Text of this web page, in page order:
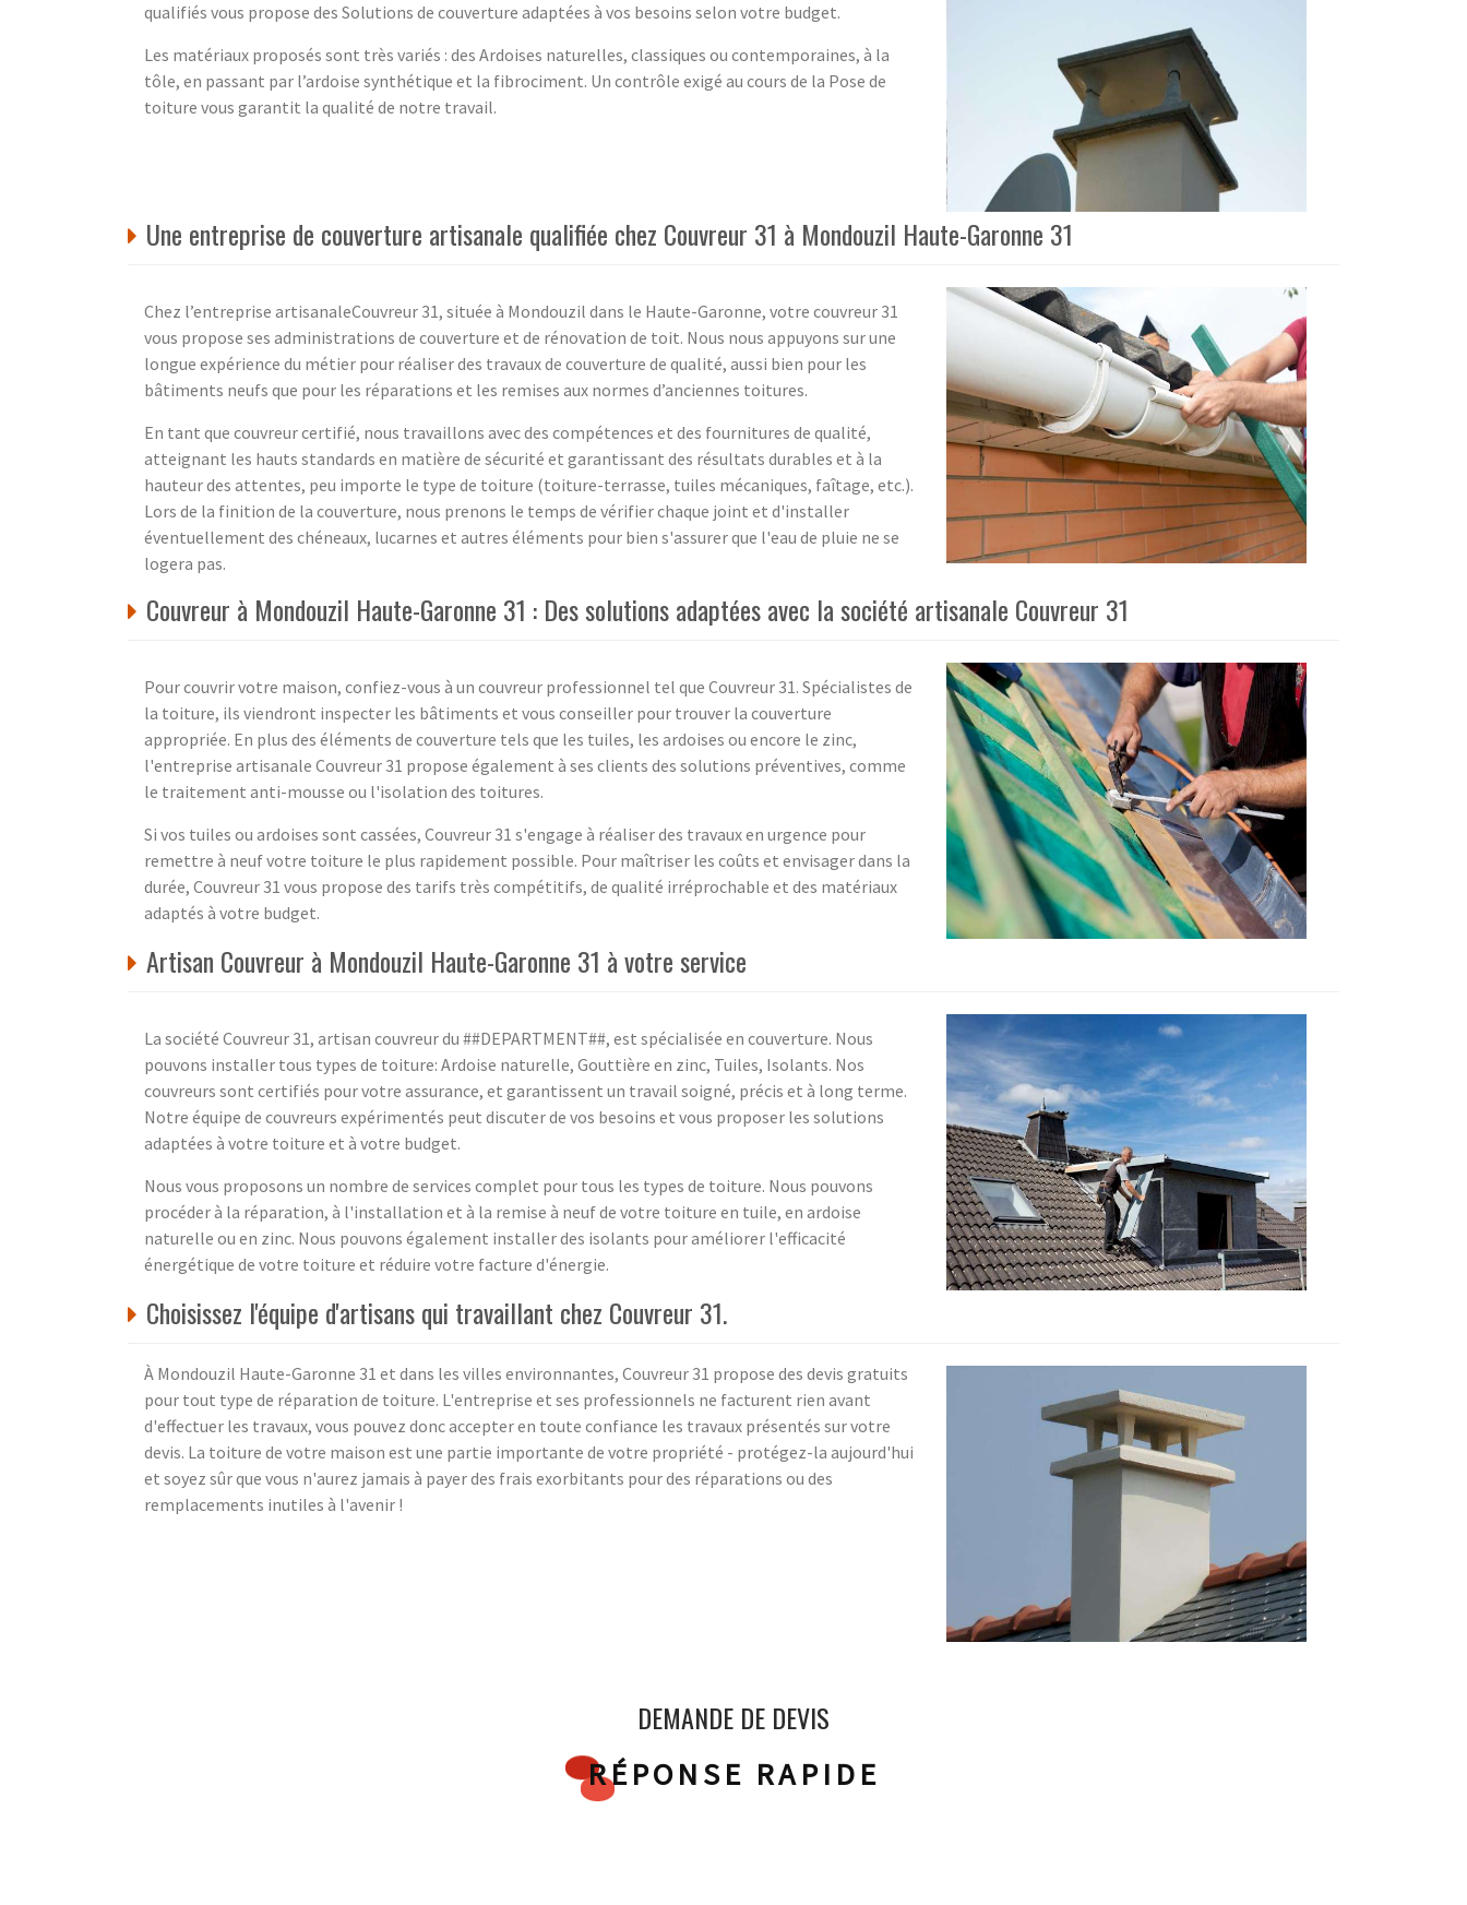
qualifiés vous propose des Solutions de couverture adaptées à vos besoins selon votre budget.
Les matériaux proposés sont très variés : des Ardoises naturelles, classiques ou contemporaines, à la
tôle, en passant par l’ardoise synthétique et la fibrociment. Un contrôle exigé au cours de la Pose de
toiture vous garantit la qualité de notre travail.
Une entreprise de couverture artisanale qualifiée chez Couvreur 31 à Mondouzil Haute-Garonne 31
Chez l’entreprise artisanaleCouvreur 31, située à Mondouzil dans le Haute-Garonne, votre couvreur 31
vous propose ses administrations de couverture et de rénovation de toit. Nous nous appuyons sur une
longue expérience du métier pour réaliser des travaux de couverture de qualité, aussi bien pour les
bâtiments neufs que pour les réparations et les remises aux normes d’anciennes toitures.
En tant que couvreur certifié, nous travaillons avec des compétences et des fournitures de qualité,
atteignant les hauts standards en matière de sécurité et garantissant des résultats durables et à la
hauteur des attentes, peu importe le type de toiture (toiture-terrasse, tuiles mécaniques, faîtage, etc.).
Lors de la finition de la couverture, nous prenons le temps de vérifier chaque joint et d'installer
éventuellement des chéneaux, lucarnes et autres éléments pour bien s'assurer que l'eau de pluie ne se
logera pas.
Couvreur à Mondouzil Haute-Garonne 31 : Des solutions adaptées avec la société artisanale Couvreur 31
Pour couvrir votre maison, confiez-vous à un couvreur professionnel tel que Couvreur 31. Spécialistes de
la toiture, ils viendront inspecter les bâtiments et vous conseiller pour trouver la couverture
appropriée. En plus des éléments de couverture tels que les tuiles, les ardoises ou encore le zinc,
l'entreprise artisanale Couvreur 31 propose également à ses clients des solutions préventives, comme
le traitement anti-mousse ou l'isolation des toitures.
Si vos tuiles ou ardoises sont cassées, Couvreur 31 s'engage à réaliser des travaux en urgence pour
remettre à neuf votre toiture le plus rapidement possible. Pour maîtriser les coûts et envisager dans la
durée, Couvreur 31 vous propose des tarifs très compétitifs, de qualité irréprochable et des matériaux
adaptés à votre budget.
Artisan Couvreur à Mondouzil Haute-Garonne 31 à votre service
La société Couvreur 31, artisan couvreur du ##DEPARTMENT##, est spécialisée en couverture. Nous
pouvons installer tous types de toiture: Ardoise naturelle, Gouttière en zinc, Tuiles, Isolants. Nos
couvreurs sont certifiés pour votre assurance, et garantissent un travail soigné, précis et à long terme.
Notre équipe de couvreurs expérimentés peut discuter de vos besoins et vous proposer les solutions
adaptées à votre toiture et à votre budget.
Nous vous proposons un nombre de services complet pour tous les types de toiture. Nous pouvons
procéder à la réparation, à l'installation et à la remise à neuf de votre toiture en tuile, en ardoise
naturelle ou en zinc. Nous pouvons également installer des isolants pour améliorer l'efficacité
énergétique de votre toiture et réduire votre facture d'énergie.
Choisissez l'équipe d'artisans qui travaillant chez Couvreur 31.
À Mondouzil Haute-Garonne 31 et dans les villes environnantes, Couvreur 31 propose des devis gratuits
pour tout type de réparation de toiture. L'entreprise et ses professionnels ne facturent rien avant
d'effectuer les travaux, vous pouvez donc accepter en toute confiance les travaux présentés sur votre
devis. La toiture de votre maison est une partie importante de votre propriété - protégez-la aujourd'hui
et soyez sûr que vous n'aurez jamais à payer des frais exorbitants pour des réparations ou des
remplacements inutiles à l'avenir !
DEMANDE DE DEVIS
RÉPONSE RAPIDE